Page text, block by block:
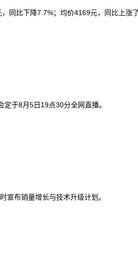
同比下降7.7%；均价4169元，同比上涨
于8月5日19点30分全网直播。
宣布销量增长与技术升级计划。